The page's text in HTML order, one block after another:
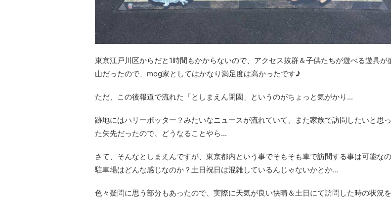
東京江戸川区からだと1時間もかからないので、アクセス抜群＆子供たちが遊べる遊具が
山だったので、mog家としてはかなり満足度は高かったです♪
ただ、この後報道で流れた「としまえん閉園」というのがちょっと気がかり...
跡地にはハリーポッター？みたいなニュースが流れていて、また家族で訪問したいと思
た矢先だったので、どうなることやら...
さて、そんなとしまえんですが、東京都内という事でそもそも車で訪問する事は可能な
駐車場はどんな感じなのか？土日祝日は混雑しているんじゃないかとか...
色々疑問に思う部分もあったので、実際に天気が良い快晴＆土日にて訪問した時の状況